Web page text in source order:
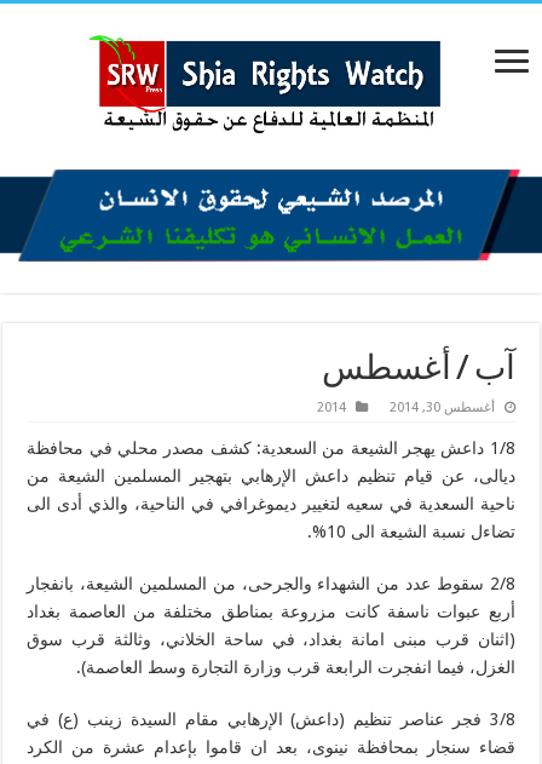
آب / أغسطس
أغسطس 30, 2014 2014
1/8 داعش يهجر الشيعة من السعدية: كشف مصدر محلي في محافظة
ديالى، عن قيام تنظيم داعش الإرهابي بتهجير المسلمين الشيعة من
ناحية السعدية في سعيه لتغيير ديموغرافي في الناحية، والذي أدى الى
تضاءل نسبة الشيعة الى 10%.
2/8 سقوط عدد من الشهداء والجرحى، من المسلمين الشيعة، بانفجار
أربع عبوات ناسفة كانت مزروعة بمناطق مختلفة من العاصمة بغداد
(اثنان قرب مبنى امانة بغداد، في ساحة الخلاني، وثالثة قرب سوق
الغزل، فيما انفجرت الرابعة قرب وزارة التجارة وسط العاصمة).
3/8 فجر عناصر تنظيم (داعش) الإرهابي مقام السيدة زينب (ع) في
قضاء سنجار بمحافظة نينوى، بعد ان قاموا بإعدام عشرة من الكرد